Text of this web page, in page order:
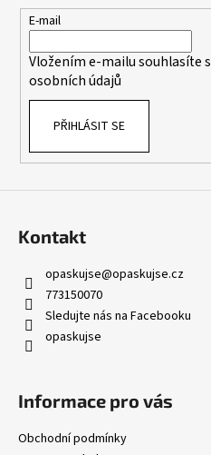
E-mail
Vložením e-mailu souhlasíte s
osobních údajů
PŘIHLÁSIT SE
Kontakt
opaskujse@opaskujse.cz
773150070
Sledujte nás na Facebooku
opaskujse
Informace pro vás
Obchodní podmínky